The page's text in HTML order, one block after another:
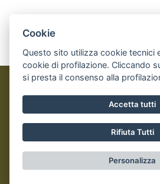
Perosa Argentina
Comune di Perosa Argentina
- I contenuti del sito, testi e
Comune - CMS:
Informativa Privacy e Cookies-
Area
Cookie
Questo sito utilizza cookie tecnici
cookie di profilazione. Cliccando
si presta il consenso alla
Accetta tutti
Rifiuta Tutti
Personalizza